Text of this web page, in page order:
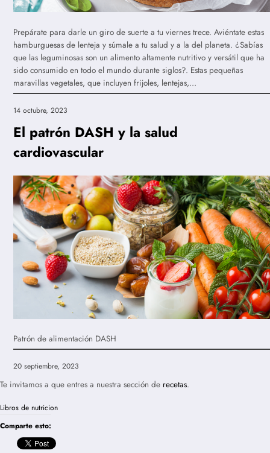
Prepárate para darle un giro de suerte a tu viernes trece. Aviéntate estas
hamburguesas de lenteja y súmale a tu salud y a la del planeta. ¿Sabías
que las leguminosas son un alimento altamente nutritivo y versátil que ha
sido consumido en todo el mundo durante siglos?. Estas pequeñas
maravillas vegetales, que incluyen frijoles, lentejas,…
14 octubre, 2023
El patrón DASH y la salud
cardiovascular
Patrón de alimentación DASH
20 septiembre, 2023
Te invitamos a que entres a nuestra sección de recetas.
Libros de nutricion
Comparte esto: